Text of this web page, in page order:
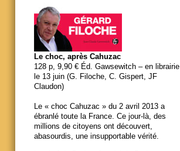
Le choc, après Cahuzac
128 p, 9,90 € Éd. Gawsewitch – en librairie
le 13 juin (G. Filoche, C. Gispert, JF
Claudon)
Le « choc Cahuzac » du 2 avril 2013 a
ébranlé toute la France. Ce jour-là, des
millions de citoyens ont découvert,
abasourdis, une insupportable vérité.